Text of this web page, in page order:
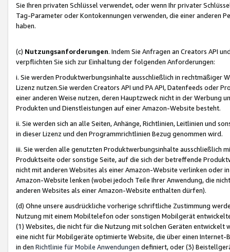
Sie Ihren privaten Schlüssel verwendet, oder wenn Ihr privater
Tag-Parameter oder Kontokennungen verwenden, die einer anderen
haben.
(c) Nutzungsanforderungen. Indem Sie Anfragen an Creators API
verpflichten Sie sich zur Einhaltung der folgenden Anforderungen:
i. Sie werden Produktwerbungsinhalte ausschließlich in rechtmäßiger
Lizenz nutzen.Sie werden Creators API und PA API, Datenfeeds oder
einer anderen Weise nutzen, deren Hauptzweck nicht in der Werbung
Produkten und Dienstleistungen auf einer Amazon-Website besteht.
ii. Sie werden sich an alle Seiten, Anhänge, Richtlinien, Leitlinien und
in dieser Lizenz und den Programmrichtlinien Bezug genommen wird.
iii. Sie werden alle genutzten Produktwerbungsinhalte ausschließlich
Produktseite oder sonstige Seite, auf die sich der betreffende
nicht mit anderen Websites als einer Amazon-Website verlinken oder
Amazon-Website lenken (wobei jedoch Teile Ihrer Anwendung, die
anderen Websites als einer Amazon-Website enthalten dürfen).
(d) Ohne unsere ausdrückliche vorherige schriftliche Zustimmung
Nutzung mit einem Mobiltelefon oder sonstigen Mobilgerät
(1) Websites, die nicht für die Nutzung mit solchen Geräten
eine nicht für Mobilgeräte optimierte Website, die über einen
in den Richtlinie für Mobile Anwendungen definiert, oder (3)